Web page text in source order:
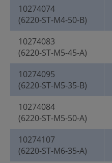
10274074
(6220-ST-M4-50-B)
10274083
(6220-ST-M5-45-A)
10274095
(6220-ST-M5-35-B)
10274084
(6220-ST-M5-50-A)
10274107
(6220-ST-M6-35-A)